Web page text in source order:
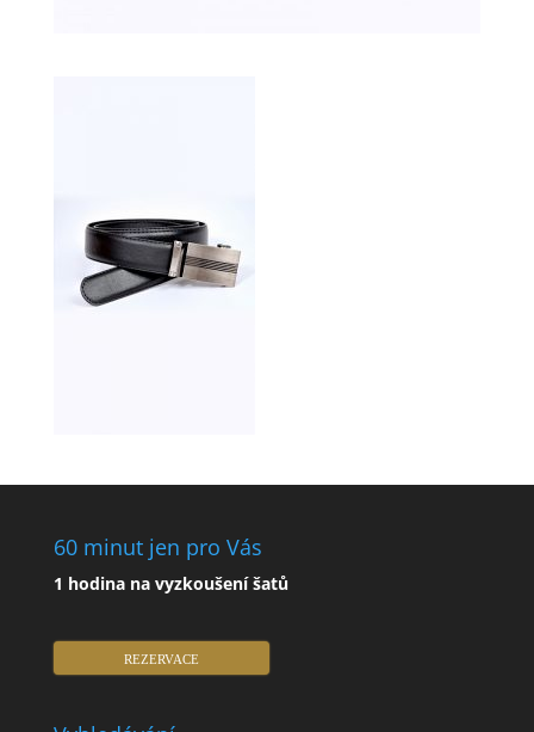
60 minut jen pro Vás
1 hodina na vyzkoušení šatů
REZERVACE